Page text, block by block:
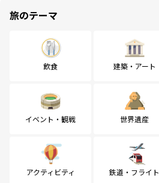
旅のテーマ
飲食 建築・アート
イベント・観戦 世界遺産
アクティビティ 鉄道・フライト